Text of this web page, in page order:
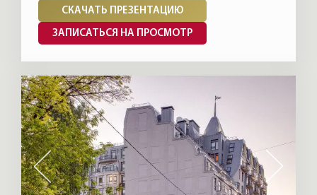
СКАЧАТЬ ПРЕЗЕНТАЦИЮ
ЗАПИСАТЬСЯ НА ПРОСМОТР